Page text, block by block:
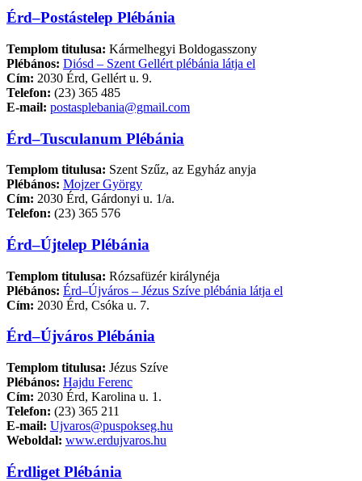
Érd–Postástelep Plébánia
Templom titulusa: Kármelhegyi Boldogasszony
Plébános: Diósd – Szent Gellért plébánia látja el
Cím: 2030 Érd, Gellért u. 9.
Telefon: (23) 365 485
E-mail: postasplebania@gmail.com
Érd–Tusculanum Plébánia
Templom titulusa: Szent Szűz, az Egyház anyja
Plébános: Mojzer György
Cím: 2030 Érd, Gárdonyi u. 1/a.
Telefon: (23) 365 576
Érd–Újtelep Plébánia
Templom titulusa: Rózsafüzér királynéja
Plébános: Érd–Újváros – Jézus Szíve plébánia látja el
Cím: 2030 Érd, Csóka u. 7.
Érd–Újváros Plébánia
Templom titulusa: Jézus Szíve
Plébános: Hajdu Ferenc
Cím: 2030 Érd, Karolina u. 1.
Telefon: (23) 365 211
E-mail: Ujvaros@puspokseg.hu
Weboldal: www.erdujvaros.hu
Érdliget Plébánia